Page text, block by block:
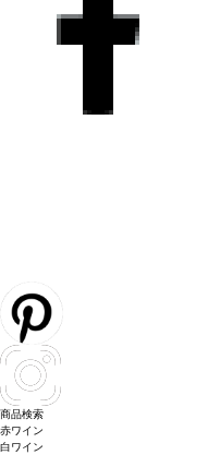
商品検索
赤ワイン
白ワイン